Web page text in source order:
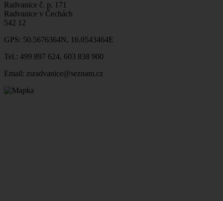
Radvanice č. p. 171
Radvanice v Čechách
542 12
GPS: 50.5676364N, 16.0543464E
Tel.: 499 897 624, 603 838 900
Email: zsradvanice@seznam.cz